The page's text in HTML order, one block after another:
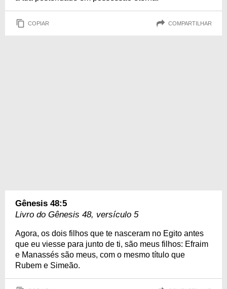
COPIAR COMPARTILHAR
Gênesis 48:5
Livro do Gênesis 48, versículo 5
Agora, os dois filhos que te nasceram no Egito antes
que eu viesse para junto de ti, são meus filhos: Efraim
e Manassés são meus, com o mesmo título que
Rubem e Simeão.